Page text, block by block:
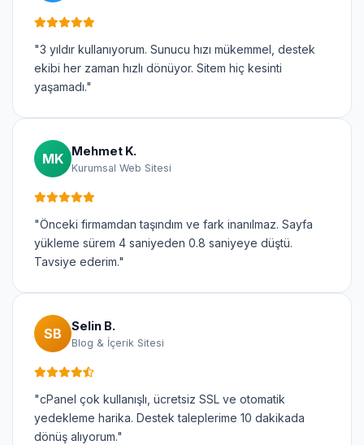
"3 yıldır kullanıyorum. Sunucu hızı mükemmel, destek
ekibi her zaman hızlı dönüyor. Sitem hiç kesinti
yaşamadı."
MK Mehmet K.
Kurumsal Web Sitesi
"Önceki firmamdan taşındım ve fark inanılmaz. Sayfa
yükleme sürem 4 saniyeden 0.8 saniyeye düştü.
Tavsiye ederim."
SB Selin B.
Blog & İçerik Sitesi
"cPanel çok kullanışlı, ücretsiz SSL ve otomatik
yedekleme harika. Destek taleplerime 10 dakikada
dönüş alıyorum."